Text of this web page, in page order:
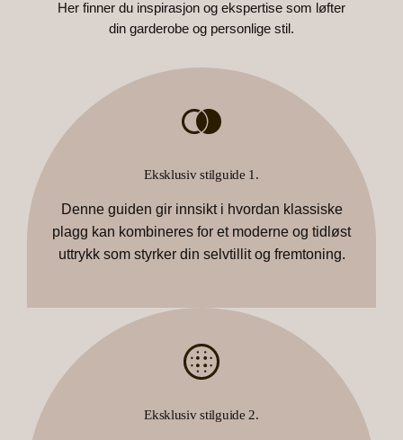
Her finner du inspirasjon og ekspertise som løfter
din garderobe og personlige stil.
Eksklusiv stilguide 1.
Denne guiden gir innsikt i hvordan klassiske
plagg kan kombineres for et moderne og tidløst
uttrykk som styrker din selvtillit og fremtoning.
Eksklusiv stilguide 2.